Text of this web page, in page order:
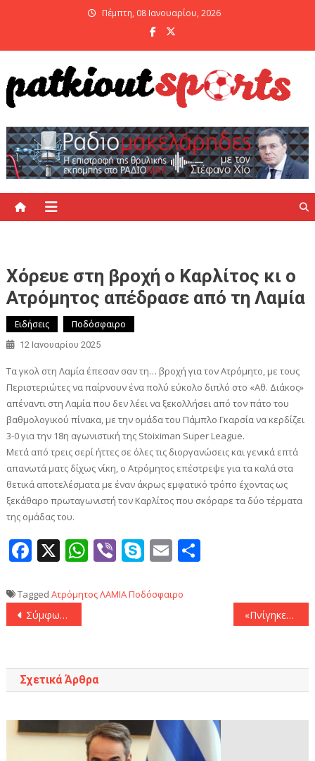
Πέμπτη, 08 Ιανουαρίου, 2026
Χόρευε στη βροχή ο Καρλίτος κι ο
Ατρόμητος απέδρασε από τη Λαμία
Ειδήσεις Ποδόσφαιρο
12 Ιανουαρίου 2025
Τα γκολ στη Λαμία έπεσαν σαν τη… βροχή για τον Ατρόμητο, με τους
Περιστεριώτες να παίρνουν ένα πολύ εύκολο διπλό στο «Αθ. Διάκος»
απέναντι στη Λαμία που δεν λέει να ξεκολλήσει από τον πάτο του
βαθμολογικού πίνακα, με την ομάδα του Πάμπλο Γκαρσία να κερδίζει
3-0 για την 18η αγωνιστική της Stoiximan Super League.
Μετά από τρεις σερί ήττες σε όλες τις διοργανώσεις και γενικά επτά
απανωτά ματς δίχως νίκη, ο Ατρόμητος επέστρεψε για τα καλά στα
θετικά αποτελέσματα με έναν άκρως εμφατικό τρόπο έχοντας ως
ξεκάθαρο πρωταγωνιστή τον Καρλίτος που σκόραρε τα δύο τέρματα
της ομάδας του.
Facebook
X WhatsApp
ViberSkype
Email
Tagged ΑτρόμητοςΛΑΜΙΑΠοδόσφαιρο
Πλοήγηση
Σύμφωνα με τουρκικά ΜΜΕ: «Στον Ολυμπιακό μέσω Νότιγχαμ ο Μάρκους Έντουαρντς» «Πνίγηκε» ο Παναθηναϊκός και «γκέλαρε» στις Σέρρες (2-2)
Σχετικά Άρθρα